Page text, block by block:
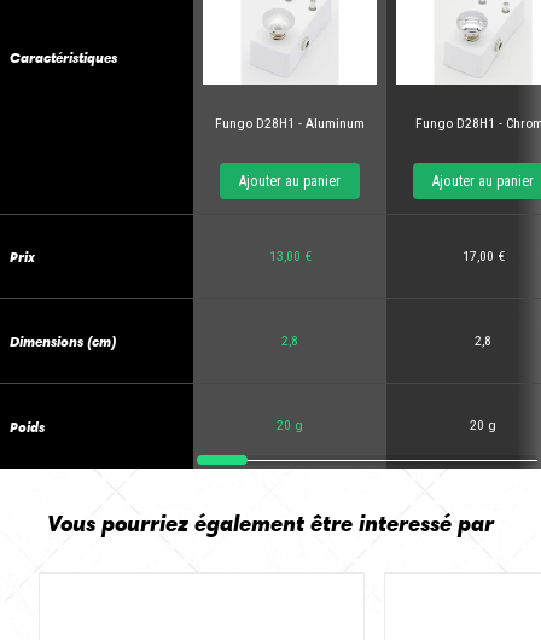
Caractéristiques
Prix
Dimensions (cm)
Poids
Fungo D28H1 - Aluminum
Ajouter au panier
13,00 €
2,8
20 g
Fungo D28H1 -
Ajouter au panier
17,00 €
2,8
20 g
Vous pourriez également être interessé par